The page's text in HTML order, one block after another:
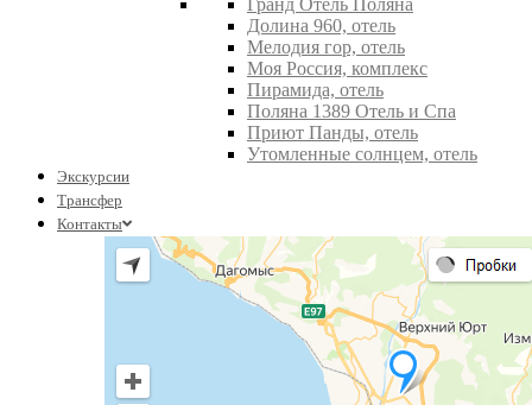
Гранд Отель Поляна
Долина 960, отель
Мелодия гор, отель
Моя Россия, комплекс
Пирамида, отель
Поляна 1389 Отель и Спа
Приют Панды, отель
Утомленные солнцем, отель
Экскурсии
Трансфер
Контакты